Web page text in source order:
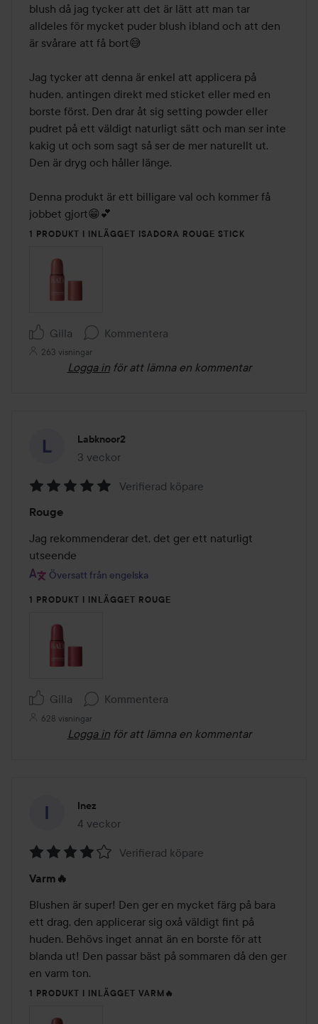
blush då jag tycker att det är lätt att man tar
alldeles för mycket puder blush ibland och att den
är svårare att få bort😅
Jag tycker att denna är enkel att applicera på
huden, antingen direkt med sticket eller med en
borste först. Den drar åt sig setting powder eller
pudret på ett väldigt naturligt sätt och man ser inte
kakig ut och som sagt så ser de mer naturellt ut.
Den är dryg och håller länge.
Denna produkt är ett billigare val och kommer få
jobbet gjort😁💕
1 PRODUKT I INLÄGGET ISADORA ROUGE STICK
Gilla Kommentera
263 visningar
Logga in för att lämna en kommentar
Labknoor2
3 veckor
Inlägget skapades 3 veckor
5
av
5
Verifierad köpare
Rouge
Jag rekommenderar det, det ger ett naturligt
utseende
Översatt från engelska
1 PRODUKT I INLÄGGET ROUGE
Gilla Kommentera
628 visningar
Logga in för att lämna en kommentar
Inez
4 veckor
Inlägget skapades 4 veckor
4
av
5
Verifierad köpare
Varm🔥
Blushen är super! Den ger en mycket färg på bara
ett drag, den applicerar sig oxå väldigt fint på
huden. Behövs inget annat än en borste för att
blanda ut! Den passar bäst på sommaren då den ger
en varm ton.
1 PRODUKT I INLÄGGET VARM🔥